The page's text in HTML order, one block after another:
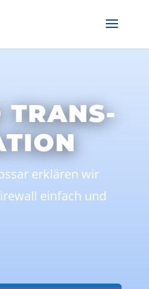
TRANS-
erklären wir
einfach und